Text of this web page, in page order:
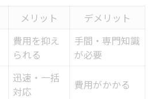
メリット
デメリット
費用を抑え
られる
手間・専門知識
が必要
迅速・一括
対応
費用がかかる